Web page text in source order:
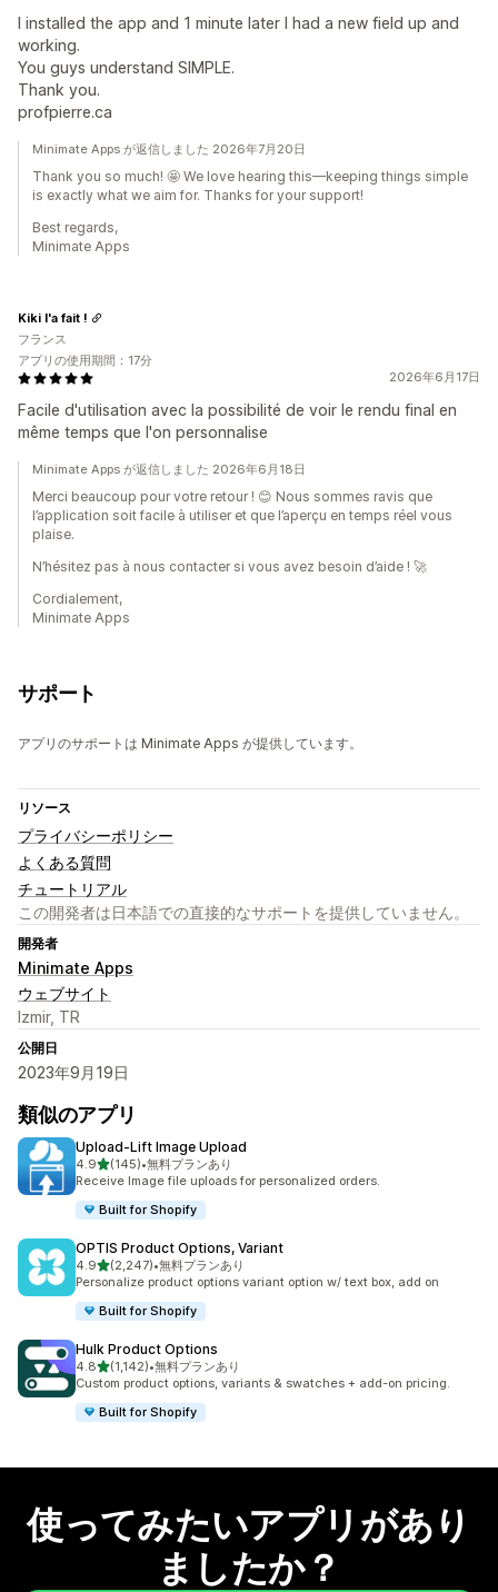
I installed the app and 1 minute later I had a new field up and
working.
You guys understand SIMPLE.
Thank you.
profpierre.ca
Minimate Apps が返信しました 2026年7月20日
Thank you so much! 🤩 We love hearing this—keeping things simple
is exactly what we aim for. Thanks for your support!
Best regards,
Minimate Apps
2026年6月17日
Facile d'utilisation avec la possibilité de voir le rendu final en
même temps que l'on personnalise
Kiki l'a fait !
フランス
アプリの使用期間：17分
Minimate Apps が返信しました 2026年6月18日
Merci beaucoup pour votre retour ! 😊 Nous sommes ravis que
l’application soit facile à utiliser et que l’aperçu en temps réel vous
plaise.
N’hésitez pas à nous contacter si vous avez besoin d’aide ! 🚀
Cordialement,
Minimate Apps
サポート
アプリのサポートは Minimate Apps が提供しています。
リソース
プライバシーポリシー
よくある質問
チュートリアル
この開発者は日本語での直接的なサポートを提供していません。
開発者
Minimate Apps
ウェブサイト
Izmir, TR
公開日
2023年9月19日
類似のアプリ
Upload‑Lift Image Upload
4.95つ星中
(145)
合計レビュー数：145件
•無料プランあり
Receive Image file uploads for personalized orders.
Built for Shopify
OPTIS Product Options, Variant
4.95つ星中
(2,247)
合計レビュー数：2247件
•無料プランあり
Personalize product options variant option w/ text box, add on
Built for Shopify
Hulk Product Options
4.85つ星中
(1,142)
合計レビュー数：1142件
•無料プランあり
Custom product options, variants & swatches + add-on pricing.
Built for Shopify
使ってみたいアプリがあり
ましたか？